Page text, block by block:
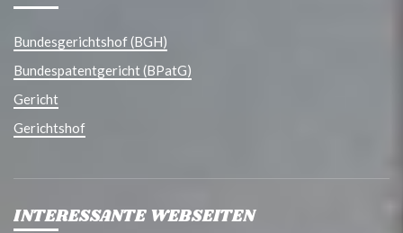
Bundesgerichtshof (BGH)
Bundespatentgericht (BPatG)
Gericht
Gerichtshof
INTERESSANTE WEBSEITEN